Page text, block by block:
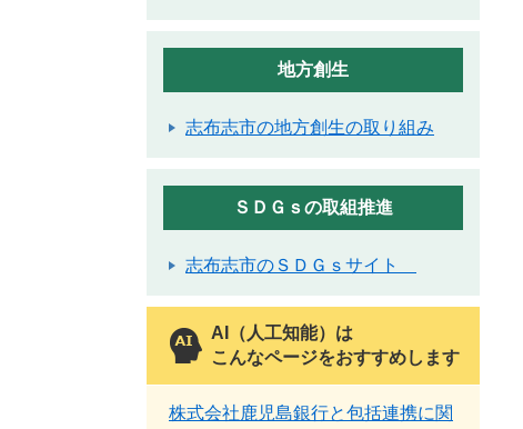
地方創生
志布志市の地方創生の取り組み
ＳＤＧｓの取組推進
志布志市のＳＤＧｓサイト
AI（人工知能）は
こんなページをおすすめします
株式会社鹿児島銀行と包括連携に関